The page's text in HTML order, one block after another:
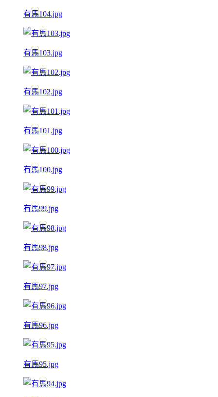
有馬104.jpg
有馬103.jpg
有馬102.jpg
有馬101.jpg
有馬100.jpg
有馬99.jpg
有馬98.jpg
有馬97.jpg
有馬96.jpg
有馬95.jpg